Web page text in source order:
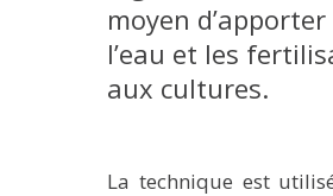
PUBLICATIONS SUR HAL
moyen d’apporter
l’eau et les
aux cultures.
La technique est